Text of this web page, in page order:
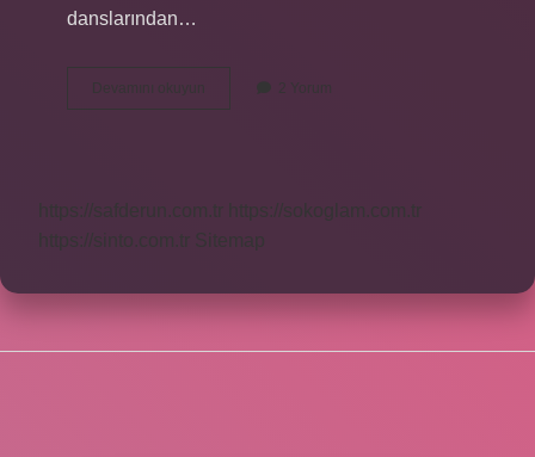
danslarından…
Devamını okuyun
Etmek
2 Yorum
https://safderun.com.tr
https://sokoglam.com.tr
https://sinto.com.tr Sitemap